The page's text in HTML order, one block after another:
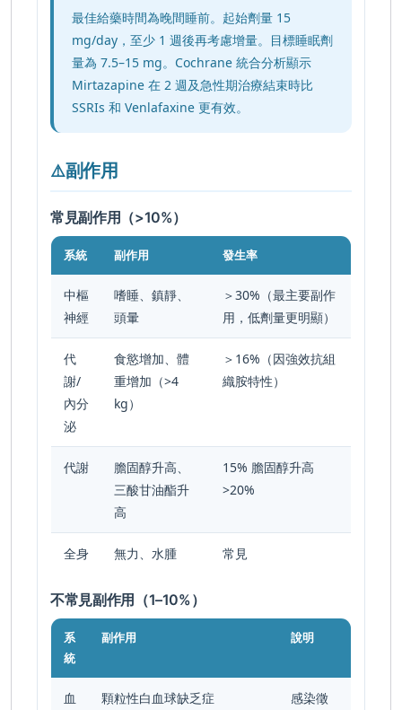
最佳給藥時間為晚間睡前。起始劑量 15
mg/day，至少 1 週後再考慮增量。目標睡眠劑
量為 7.5–15 mg。Cochrane 統合分析顯示
Mirtazapine 在 2 週及急性期治療結束時比
SSRIs 和 Venlafaxine 更有效。
⚠️副作用
常見副作用（>10%）
系統 副作用 發生率
中樞
神經
嗜睡、鎮靜、
頭暈
＞30%（最主要副作
用，低劑量更明顯）
代
謝/
內分
泌
食慾增加、體
重增加（>4
kg）
＞16%（因強效抗組
織胺特性）
代謝
膽固醇升高、
三酸甘油酯升
高
15% 膽固醇升高
>20%
全身 無力、水腫 常見
不常見副作用（1–10%）
系
統
副作用 說明
血
顆粒性白血球缺乏症
感染徵